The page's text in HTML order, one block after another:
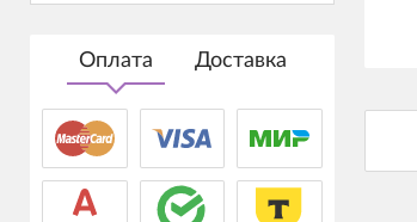
Оплата Доставка